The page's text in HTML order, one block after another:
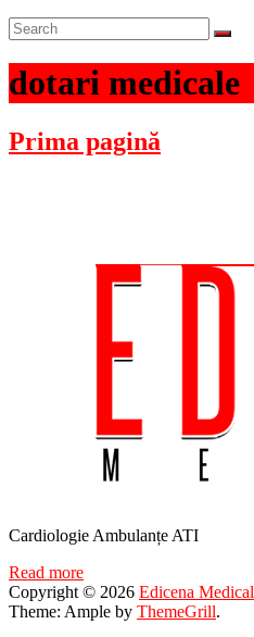
dotari medicale
Prima pagină
Cardiologie Ambulanțe ATI
Read more
Copyright © 2026 Edicena Medical
Theme: Ample by ThemeGrill.